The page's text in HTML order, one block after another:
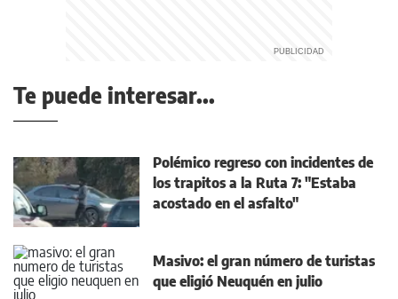
Te puede interesar...
Polémico regreso con incidentes de
los trapitos a la Ruta 7: "Estaba
acostado en el asfalto"
Masivo: el gran número de turistas
que eligió Neuquén en julio